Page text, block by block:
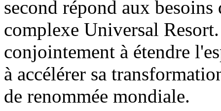
second répond aux
complexe Universal
conjointement à étendre
à accélérer sa
de renommée mondiale.